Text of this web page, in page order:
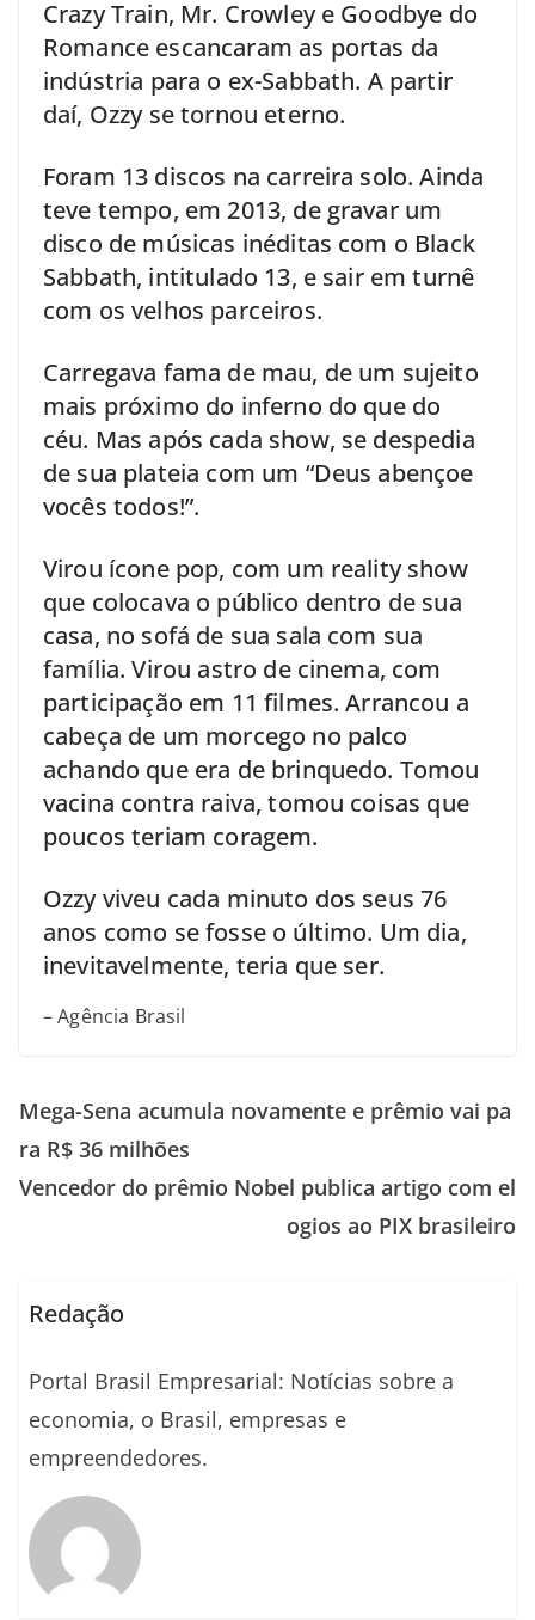
Crazy Train, Mr. Crowley e Goodbye do
Romance escancaram as portas da
indústria para o ex-Sabbath. A partir
daí, Ozzy se tornou eterno.
Foram 13 discos na carreira solo. Ainda
teve tempo, em 2013, de gravar um
disco de músicas inéditas com o Black
Sabbath, intitulado 13, e sair em turnê
com os velhos parceiros.
Carregava fama de mau, de um sujeito
mais próximo do inferno do que do
céu. Mas após cada show, se despedia
de sua plateia com um “Deus abençoe
vocês todos!”.
Virou ícone pop, com um reality show
que colocava o público dentro de sua
casa, no sofá de sua sala com sua
família. Virou astro de cinema, com
participação em 11 filmes. Arrancou a
cabeça de um morcego no palco
achando que era de brinquedo. Tomou
vacina contra raiva, tomou coisas que
poucos teriam coragem.
Ozzy viveu cada minuto dos seus 76
anos como se fosse o último. Um dia,
inevitavelmente, teria que ser.
– Agência Brasil
Mega-Sena acumula novamente e prêmio vai pa
ra R$ 36 milhões
Vencedor do prêmio Nobel publica artigo com el
ogios ao PIX brasileiro
Redação
Portal Brasil Empresarial: Notícias sobre a
economia, o Brasil, empresas e
empreendedores.